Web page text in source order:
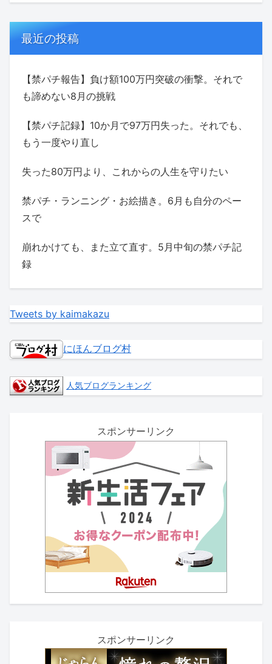
最近の投稿
【禁パチ報告】負け額100万円突破の衝撃。それで
も諦めない8月の挑戦
【禁パチ記録】10か月で97万円失った。それでも、
もう一度やり直し
失った80万円より、これからの人生を守りたい
禁パチ・ランニング・お絵描き。6月も自分のペー
スで
崩れかけても、また立て直す。5月中旬の禁パチ記
録
Tweets by kaimakazu
にほんブログ村
人気ブログランキング
スポンサーリンク
スポンサーリンク